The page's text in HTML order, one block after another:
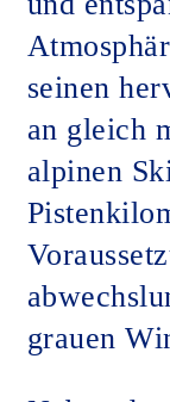
seinen
an gleich
alpinen
grauen